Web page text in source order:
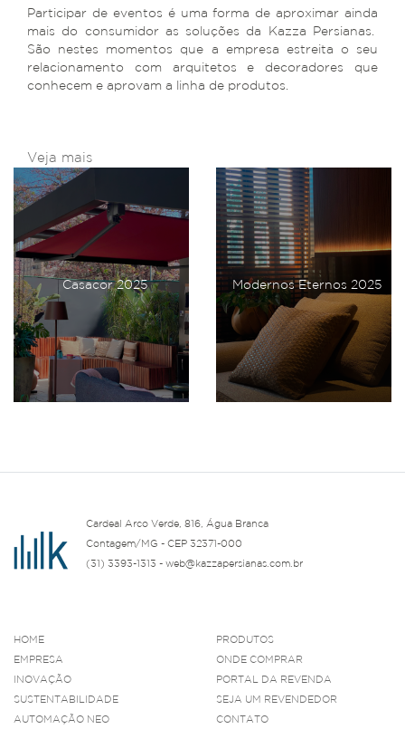
Participar de eventos é uma forma de aproximar ainda
mais do consumidor as soluções da Kazza Persianas.
São nestes momentos que a empresa estreita o seu
relacionamento com arquitetos e decoradores que
conhecem e aprovam a linha de produtos.
Veja mais
Casacor 2025 Modernos Eternos 2025
Cardeal Arco Verde, 816, Água Branca
Contagem/MG - CEP 32371-000
(31) 3393-1313 - web@kazzapersianas.com.br
HOME
EMPRESA
INOVAÇÃO
SUSTENTABILIDADE
AUTOMAÇÃO NEO
PRODUTOS
ONDE COMPRAR
PORTAL DA REVENDA
SEJA UM REVENDEDOR
CONTATO